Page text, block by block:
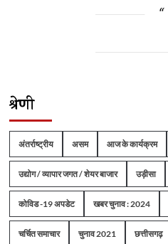
श्रेणी
अंतर्राष्ट्रीय असम आज के कार्यक्रम
उद्योग / व्यापार जगत / शेयर बाजार उड़ीसा
कोविड -19 अपडेट खबर चुनाव : 2024
चर्चित समाचार चुनाव 2021 छत्तीसगढ़